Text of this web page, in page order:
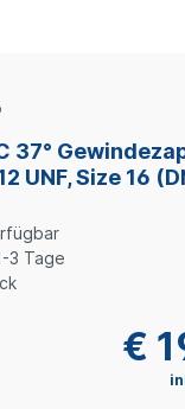
37°
UNF, Size 16
3 Tage
€